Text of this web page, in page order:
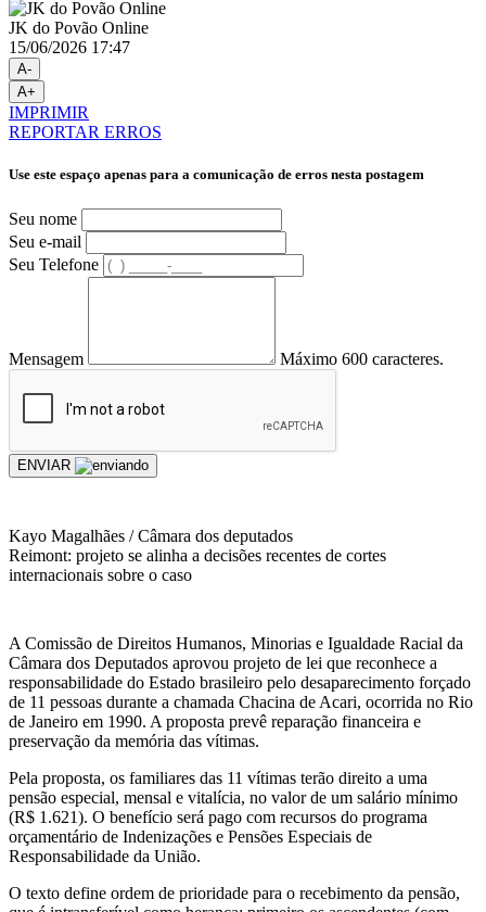
JK do Povão Online
15/06/2026 17:47
A-
A+
IMPRIMIR
REPORTAR ERROS
Use este espaço apenas para a comunicação de erros nesta postagem
Seu nome
Seu e-mail
Seu Telefone
Mensagem Máximo 600 caracteres.
ENVIAR
Kayo Magalhães / Câmara dos deputados
Reimont: projeto se alinha a decisões recentes de cortes
internacionais sobre o caso
A Comissão de Direitos Humanos, Minorias e Igualdade Racial da
Câmara dos Deputados aprovou projeto de lei que reconhece a
responsabilidade do Estado brasileiro pelo desaparecimento forçado
de 11 pessoas durante a chamada Chacina de Acari, ocorrida no Rio
de Janeiro em 1990. A proposta prevê reparação financeira e
preservação da memória das vítimas.
Pela proposta, os familiares das 11 vítimas terão direito a uma
pensão especial, mensal e vitalícia, no valor de um salário mínimo
(R$ 1.621). O benefício será pago com recursos do programa
orçamentário de Indenizações e Pensões Especiais de
Responsabilidade da União.
O texto define ordem de prioridade para o recebimento da pensão,